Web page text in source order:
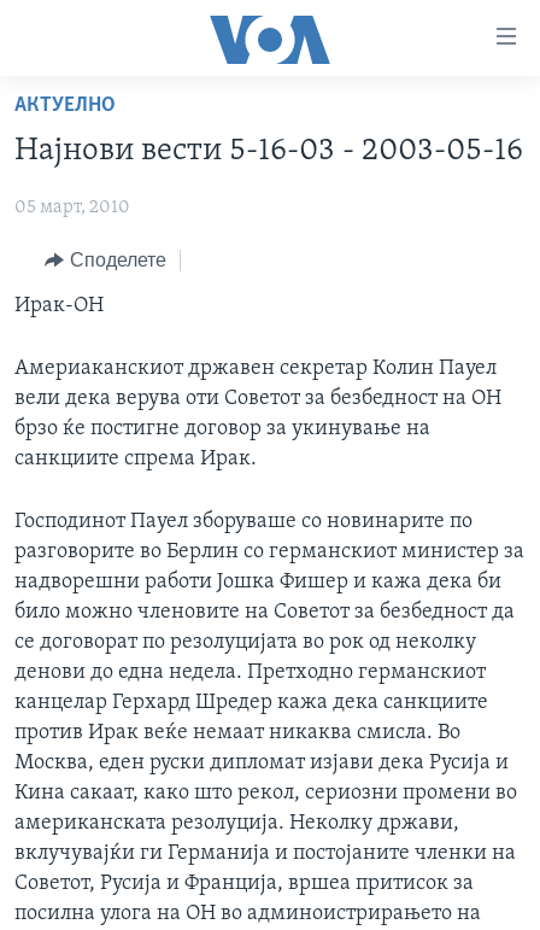
пристапност
Премини
на
главната
Премини
страната
навигација
Пребарувај
РУБРИКИ
САД
МАКЕДОНИЈА
СВЕТ
ПОЛИТИКА
ЗДРАВЈЕ
УМЕТНОСТ И ЗАБАВА
ИНТЕРВЈУА
ФОТОГАЛЕРИИ
ДОКУМЕНТАРЦИ
АРХИВИРАНА ПРОГРАМА
ВЕСТИ ОД САД ВО МИНУТА - АРХИВА
ИЗБОРИ ВО САД 2020 - АРХИВА
Learning English
НАКУСО...
Јазици
АКТУЕЛНО
Најнови вести 5-16-03 - 2003-05-16
05 март, 2010
Споделете
Ирак-ОН
Америаканскиот државен секретар Колин Пауел
вели дека верува оти Советот за безбедност на ОН
брзо ќе постигне договор за укинување на
санкциите спрема Ирак.
Господинот Пауел зборуваше со новинарите по
разговорите во Берлин со германскиот министер за
надворешни работи Јошка Фишер и кажа дека би
било можно членовите на Советот за безбедност да
се договорат по резолуцијата во рок од неколку
денови до една недела. Претходно германскиот
канцелар Герхард Шредер кажа дека санкциите
против Ирак веќе немаат никаква смисла. Во
Москва, еден руски дипломат изјави дека Русија и
Кина сакаат, како што рекол, сериозни промени во
американската резолуција. Неколку држави,
вклучувајќи ги Германија и постојаните членки на
Советот, Русија и Франција, вршеа притисок за
посилна улога на ОН во админоистрирањето на